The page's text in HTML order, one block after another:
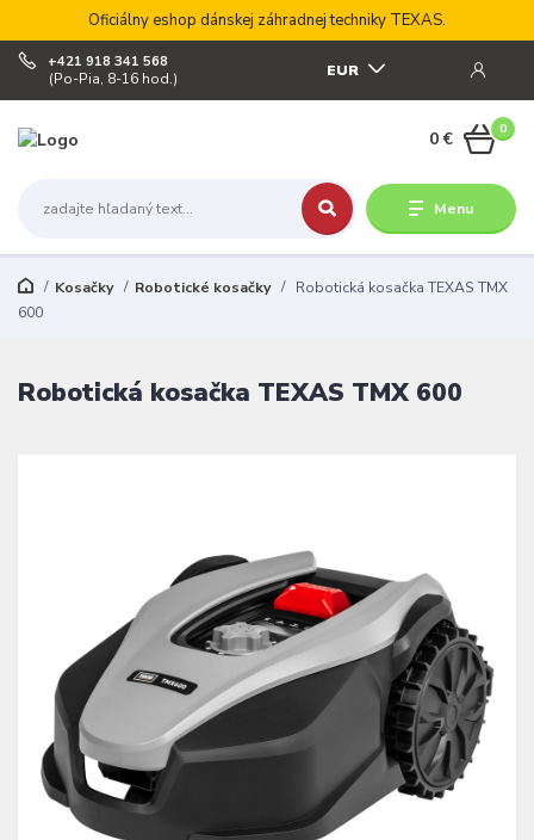
Oficiálny eshop dánskej záhradnej techniky TEXAS.
Menu
EUR
+421 918 341 568
(Po-Pia, 8-16 hod.)
0
0 €
Kosačky Robotické kosačky
Robotická kosačka TEXAS TMX
600
Robotická kosačka TEXAS TMX 600